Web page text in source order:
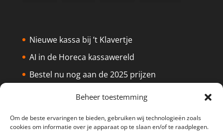
Beheer toestemming
Om de beste ervaringen te bieden, gebruiken wij technologieën zoals
cookies om informatie over je apparaat op te slaan en/of te raadplegen.
Nieuwe kassa bij ’t Klavertje
AI in de Horeca kassawereld
Bestel nu nog aan de 2025 prijzen
Safran Palace start met nieuw
BTW aanpassingen HoReCa vanaf 1